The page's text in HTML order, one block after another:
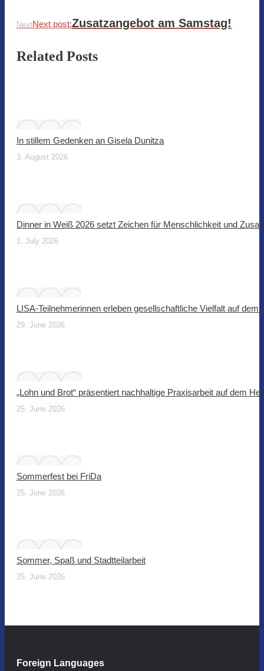
NextNext post:Zusatzangebot am Samstag!
Related Posts
In stillem Gedenken an Gisela Dunitza
3. August 2026
Dinner in Weiß 2026 setzt Zeichen für Menschlichkeit und
1. July 2026
LISA-Teilnehmerinnen erleben gesellschaftliche Vielfalt auf dem
29. June 2026
„Lohn und Brot“ präsentiert nachhaltige Praxisarbeit auf dem
25. June 2026
Sommerfest bei FriDa
25. June 2026
Sommer, Spaß und Stadtteilarbeit
25. June 2026
Foreign Languages